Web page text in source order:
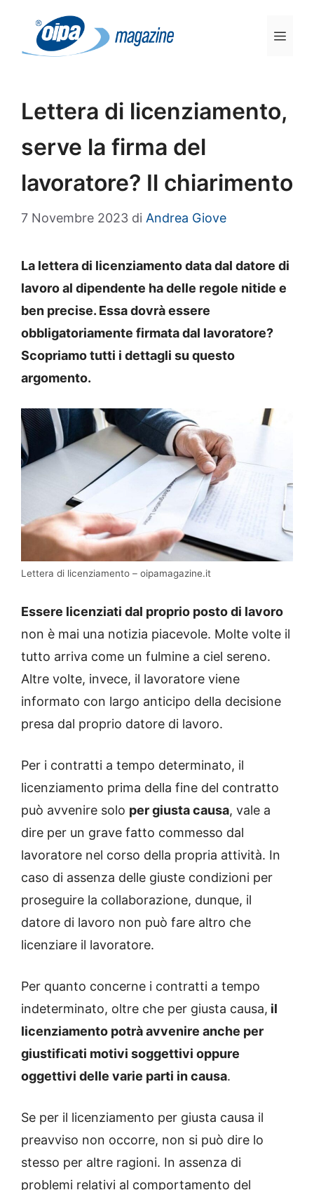
contenuto
Lettera di licenziamento,
serve la firma del
lavoratore? Il chiarimento
7 Novembre 2023 di Andrea Giove
La lettera di licenziamento data dal datore di
lavoro al dipendente ha delle regole nitide e
ben precise. Essa dovrà essere
obbligatoriamente firmata dal lavoratore?
Scopriamo tutti i dettagli su questo
argomento.
Lettera di licenziamento – oipamagazine.it
Essere licenziati dal proprio posto di lavoro
non è mai una notizia piacevole. Molte volte il
tutto arriva come un fulmine a ciel sereno.
Altre volte, invece, il lavoratore viene
informato con largo anticipo della decisione
presa dal proprio datore di lavoro.
Per i contratti a tempo determinato, il
licenziamento prima della fine del contratto
può avvenire solo per giusta causa, vale a
dire per un grave fatto commesso dal
lavoratore nel corso della propria attività. In
caso di assenza delle giuste condizioni per
proseguire la collaborazione, dunque, il
datore di lavoro non può fare altro che
licenziare il lavoratore.
Per quanto concerne i contratti a tempo
indeterminato, oltre che per giusta causa, il
licenziamento potrà avvenire anche per
giustificati motivi soggettivi oppure
oggettivi delle varie parti in causa.
Se per il licenziamento per giusta causa il
preavviso non occorre, non si può dire lo
stesso per altre ragioni. In assenza di
problemi relativi al comportamento del